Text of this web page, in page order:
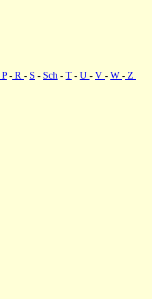
P- R - S - Sch - T - U - V - W - Z